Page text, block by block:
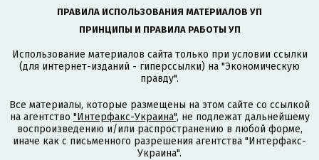
ПРАВИЛА ИСПОЛЬЗОВАНИЯ МАТЕРИАЛОВ УП
ПРИНЦИПЫ И ПРАВИЛА РАБОТЫ УП
Использование материалов сайта только при условии ссылки
(для интернет-изданий - гиперссылки) на "Экономическую
правду".
Все материалы, которые размещены на этом сайте со ссылкой
на агентство "Интерфакс-Украина", не подлежат дальнейшему
воспроизведению и/или распространению в любой форме,
иначе как с письменного разрешения агентства "Интерфакс-
Украина".